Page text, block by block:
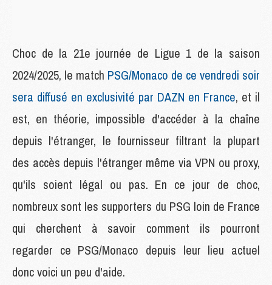
Choc de la 21e journée de Ligue 1 de la saison
2024/2025, le match PSG/Monaco de ce vendredi soir
sera diffusé en exclusivité par DAZN en France, et il
est, en théorie, impossible d'accéder à la chaîne
depuis l'étranger, le fournisseur filtrant la plupart
des accès depuis l'étranger même via VPN ou proxy,
qu'ils soient légal ou pas. En ce jour de choc,
nombreux sont les supporters du PSG loin de France
qui cherchent à savoir comment ils pourront
regarder ce PSG/Monaco depuis leur lieu actuel
donc voici un peu d'aide.